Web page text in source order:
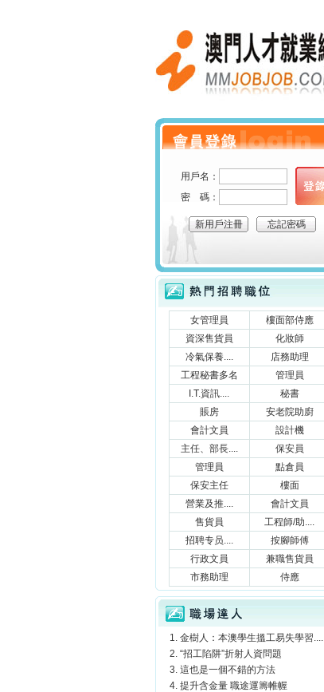
個人會員登錄
用戶名：
密 碼：
新用戶注冊 忘記密碼
熱門招聘職位
女管理員
樓面部侍應
資深售貨員
化妝師
冷氣保養....
店務助理
工程秘書多名
管理員
I.T.資訊....
秘書
賬房
安老院助廚
會計文員
設計機
主任、部長....
保安員
管理員
點倉員
保安主任
樓面
營業及推....
會計文員
售貨員
工程師/助....
招聘专员....
按腳師傅
行政文員
兼職售貨員
市務助理
侍應
職場達人
金樹人：本澳學生搵工易失學習....
“招工陷阱”折射人資問題
這也是一個不錯的方法
提升含金量 職途運籌帷幄